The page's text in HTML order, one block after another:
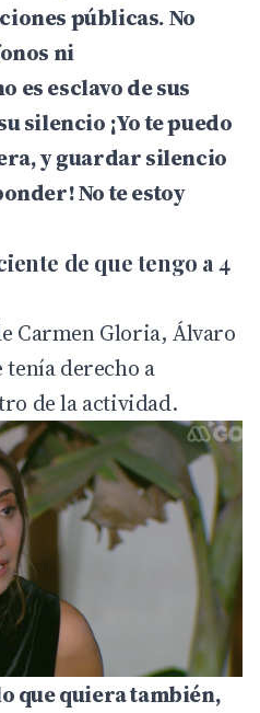
públicas. No
ni
es esclavo de sus
silencio ¡Yo te puedo
y guardar silencio
No te estoy
de que tengo a 4
Carmen Gloria, Álvaro
derecho a
de la actividad.
que quiera también,